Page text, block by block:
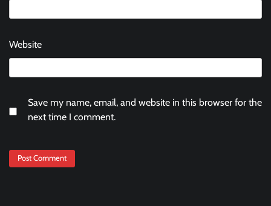
Website
Save my name, email, and website in this browser for the
next time I comment.